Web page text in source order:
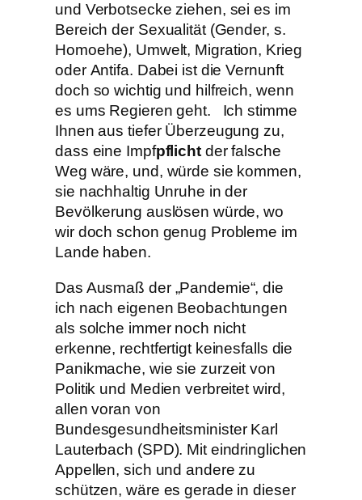
und Verbotsecke ziehen, sei es im
Bereich der Sexualität (Gender, s.
Homoehe), Umwelt, Migration, Krieg
oder Antifa. Dabei ist die Vernunft
doch so wichtig und hilfreich, wenn
es ums Regieren geht. Ich stimme
Ihnen aus tiefer Überzeugung zu,
dass eine Impfpflichtder falsche
Weg wäre, und, würde sie kommen,
sie nachhaltig Unruhe in der
Bevölkerung auslösen würde, wo
wir doch schon genug Probleme im
Lande haben.
Das Ausmaß der „Pandemie“, die
ich nach eigenen Beobachtungen
als solche immer noch nicht
erkenne, rechtfertigt keinesfalls die
Panikmache, wie sie zurzeit von
Politik und Medien verbreitet wird,
allen voran von
Bundesgesundheitsminister Karl
Lauterbach (SPD). Mit eindringlichen
Appellen, sich und andere zu
schützen, wäre es gerade in dieser